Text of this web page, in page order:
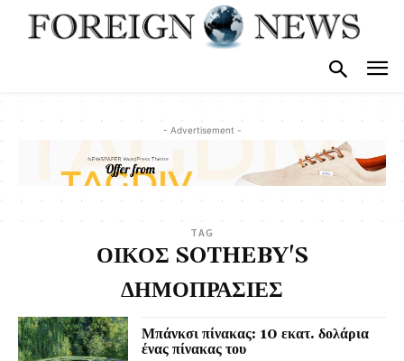
- Advertisement -
TAG
ΟΙΚΟΣ SOTHEBY'S
ΔΗΜΟΠΡΑΣΙΕΣ
Μπάνκσι πίνακας: 10 εκατ. δολάρια
ένας πίνακας του